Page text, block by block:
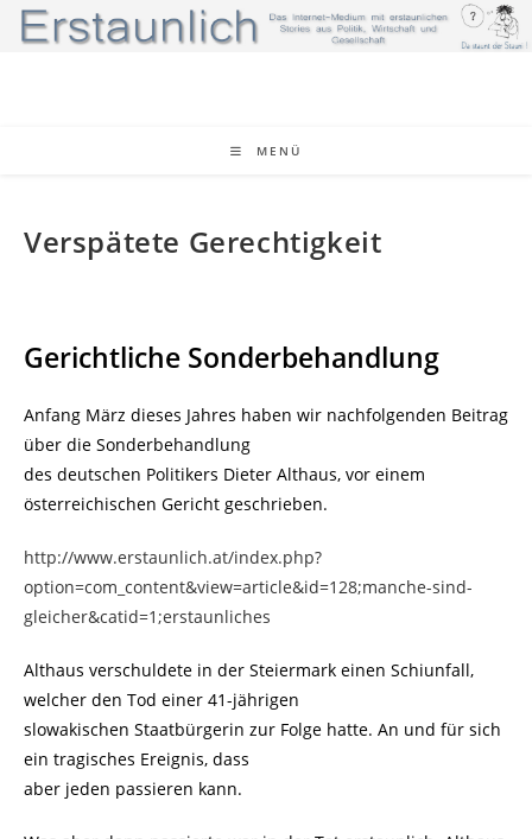
Zum
Inhalt
MENÜ
Verspätete Gerechtigkeit
Gerichtliche Sonderbehandlung
Anfang März dieses Jahres haben wir nachfolgenden Beitrag
über die Sonderbehandlung
des deutschen Politikers Dieter Althaus, vor einem
österreichischen Gericht geschrieben.
http://www.erstaunlich.at/index.php?
option=com_content&view=article&id=128;manche-sind-
gleicher&catid=1;erstaunliches
Althaus verschuldete in der Steiermark einen Schiunfall,
welcher den Tod einer 41-jährigen
slowakischen Staatbürgerin zur Folge hatte. An und für sich
ein tragisches Ereignis, dass
aber jeden passieren kann.